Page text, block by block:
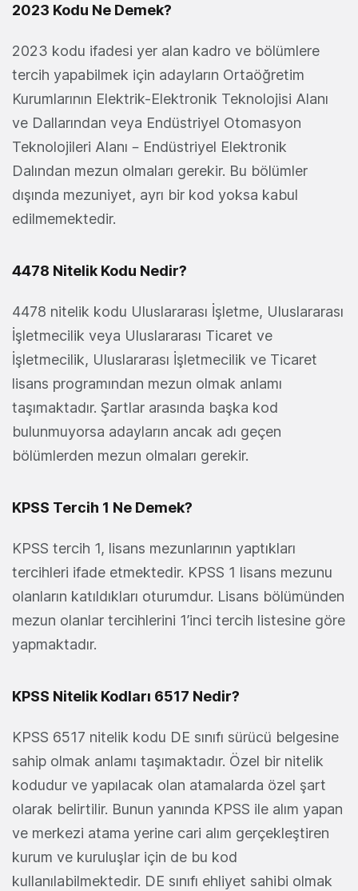
2023 Kodu Ne Demek?
2023 kodu ifadesi yer alan kadro ve bölümlere
tercih yapabilmek için adayların Ortaöğretim
Kurumlarının Elektrik-Elektronik Teknolojisi Alanı
ve Dallarından veya Endüstriyel Otomasyon
Teknolojileri Alanı – Endüstriyel Elektronik
Dalından mezun olmaları gerekir. Bu bölümler
dışında mezuniyet, ayrı bir kod yoksa kabul
edilmemektedir.
4478 Nitelik Kodu Nedir?
4478 nitelik kodu Uluslararası İşletme, Uluslararası
İşletmecilik veya Uluslararası Ticaret ve
İşletmecilik, Uluslararası İşletmecilik ve Ticaret
lisans programından mezun olmak anlamı
taşımaktadır. Şartlar arasında başka kod
bulunmuyorsa adayların ancak adı geçen
bölümlerden mezun olmaları gerekir.
KPSS Tercih 1 Ne Demek?
KPSS tercih 1, lisans mezunlarının yaptıkları
tercihleri ifade etmektedir. KPSS 1 lisans mezunu
olanların katıldıkları oturumdur. Lisans bölümünden
mezun olanlar tercihlerini 1’inci tercih listesine göre
yapmaktadır.
KPSS Nitelik Kodları 6517 Nedir?
KPSS 6517 nitelik kodu DE sınıfı sürücü belgesine
sahip olmak anlamı taşımaktadır. Özel bir nitelik
kodudur ve yapılacak olan atamalarda özel şart
olarak belirtilir. Bunun yanında KPSS ile alım yapan
ve merkezi atama yerine cari alım gerçekleştiren
kurum ve kuruluşlar için de bu kod
kullanılabilmektedir. DE sınıfı ehliyet sahibi olmak